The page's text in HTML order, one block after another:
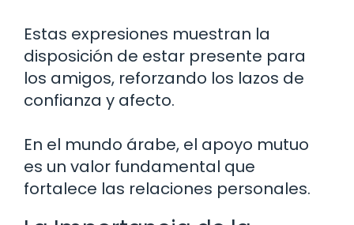
Estas expresiones muestran la
disposición de estar presente para
los amigos, reforzando los lazos de
confianza y afecto.
En el mundo árabe, el apoyo mutuo
es un valor fundamental que
fortalece las relaciones personales.